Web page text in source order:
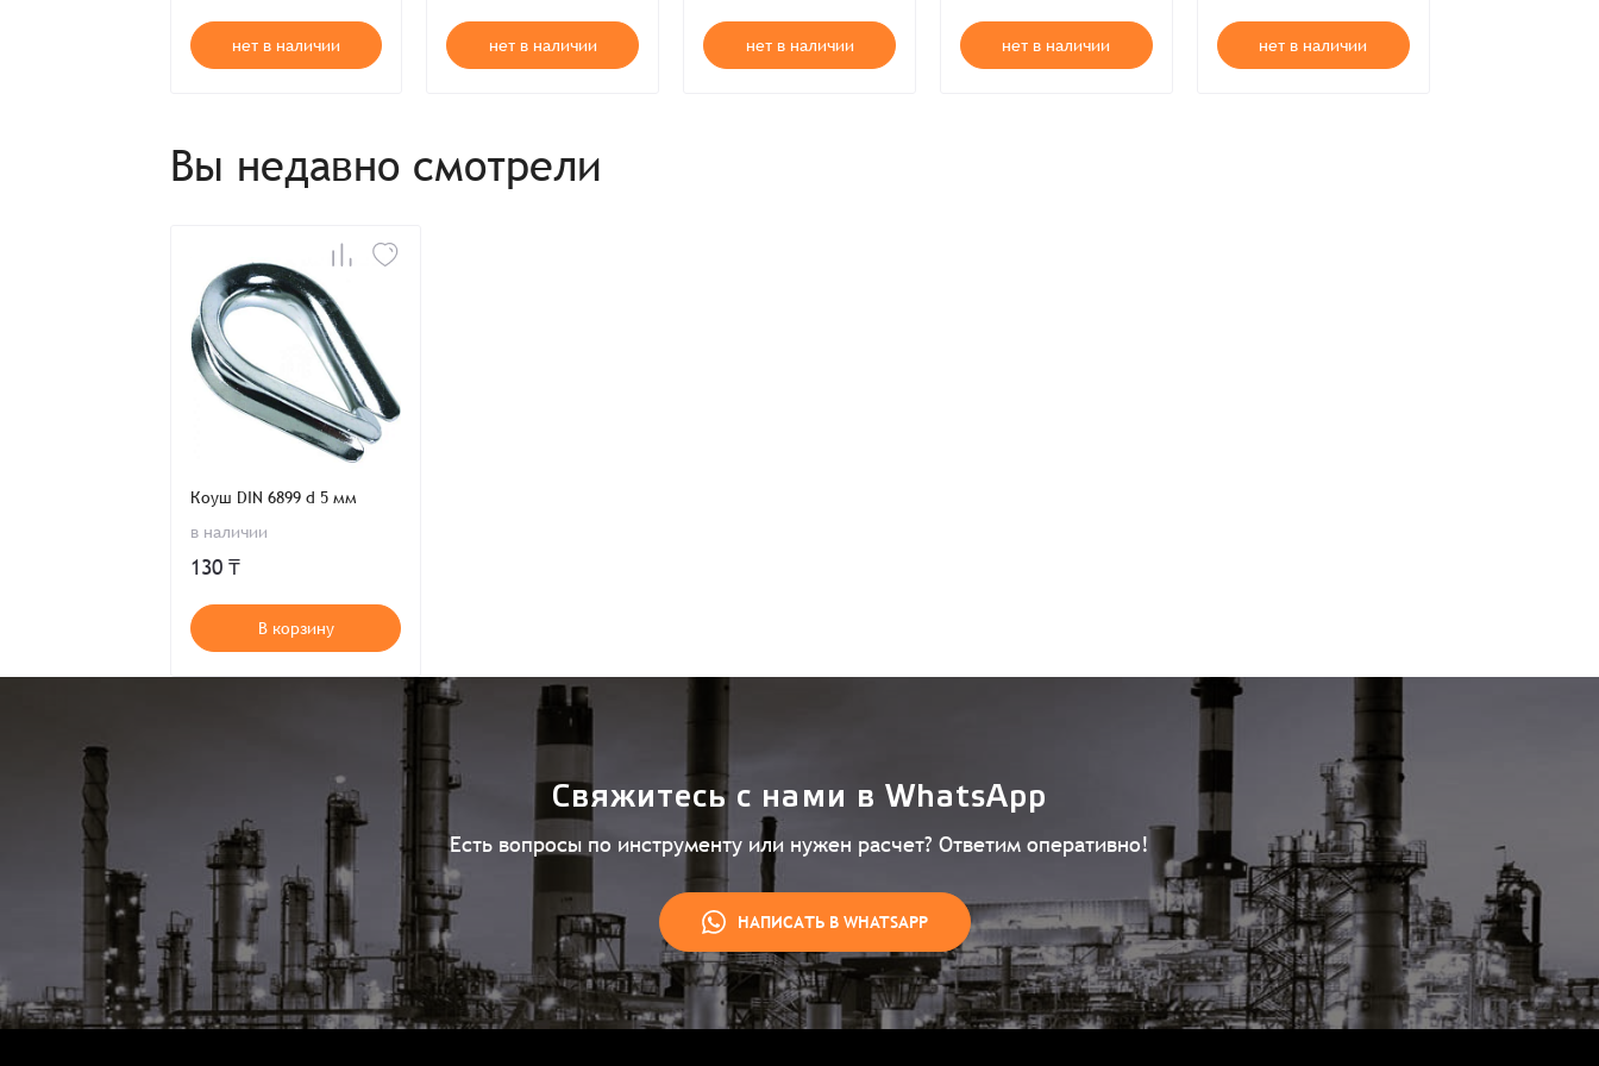
нет в наличии нет в наличии нет в наличии нет в наличии нет в наличии
Вы недавно смотрели
Коуш DIN 6899 d 5 мм
в наличии
130 ₸
В корзину
Свяжитесь с нами в WhatsApp
Есть вопросы по инструменту или нужен расчет? Ответим оперативно!
НАПИСАТЬ В WHATSAPP